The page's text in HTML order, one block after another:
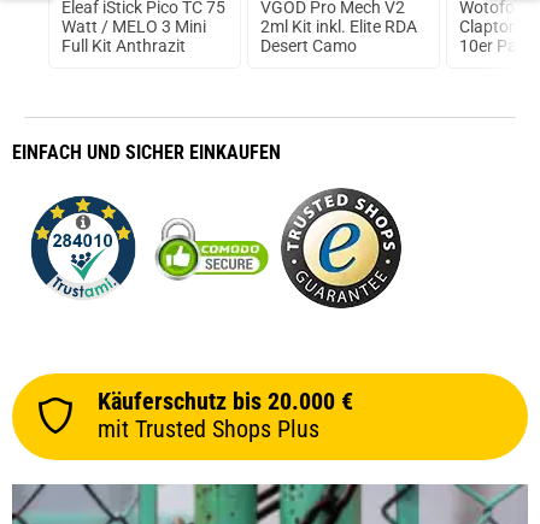
Eleaf iStick Pico TC 75
Watt / MELO 3 Mini
Full Kit Anthrazit
VGOD Pro Mech V2
2ml Kit inkl. Elite RDA
Desert Camo
Wotofo
Clapton
10er Pack
EINFACH UND SICHER EINKAUFEN
Käuferschutz bis 20.000 €
mit Trusted Shops Plus